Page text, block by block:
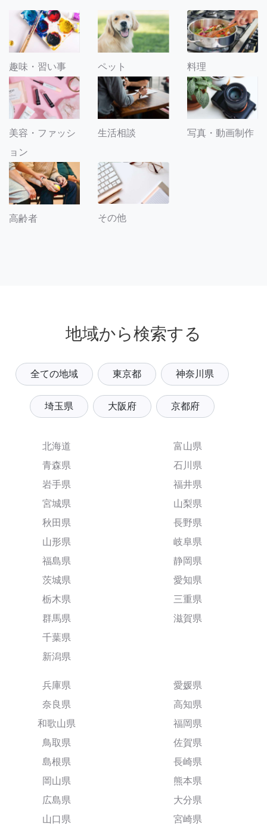
趣味・習い事 ペット 料理
美容・ファッシ
ョン
生活相談 写真・動画制作
高齢者 その他
地域から検索する
全ての地域 東京都 神奈川県
埼玉県 大阪府 京都府
北海道
青森県
岩手県
宮城県
秋田県
山形県
福島県
茨城県
栃木県
群馬県
千葉県
新潟県
富山県
石川県
福井県
山梨県
長野県
岐阜県
静岡県
愛知県
三重県
滋賀県
兵庫県
奈良県
和歌山県
鳥取県
島根県
岡山県
広島県
山口県
愛媛県
高知県
福岡県
佐賀県
長崎県
熊本県
大分県
宮崎県